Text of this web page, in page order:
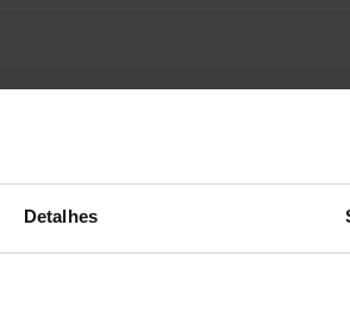
Detalhes